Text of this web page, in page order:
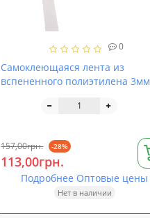
0
Самоклеющаяся лента из
вспененного полиэтилена 3мм
157,00грн. -28%
113,00грн.
Подробнее Оптовые цены
Нет в наличии